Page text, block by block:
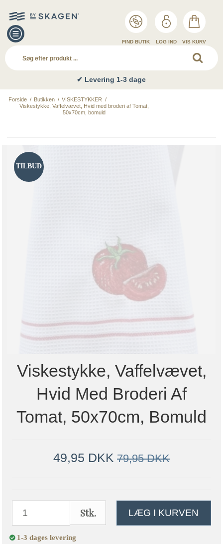
FIND BUTIK LOG IND VIS KURV
✔ Levering 1-3 dage
Forside / Butikken / VISKESTYKKER /
Viskestykke, Vaffelvævet, Hvid med broderi af Tomat,
50x70cm, bomuld
TILBUD
Viskestykke, Vaffelvævet,
Hvid Med Broderi Af
Tomat, 50x70cm, Bomuld
49,95 DKK 79,95 DKK
Stk. LÆG I KURVEN
1-3 dages levering